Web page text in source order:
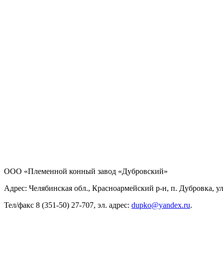
ООО «Племенной конный завод «Дубровский»
Адрес: Челябинская обл., Красноармейский р-н, п. Дубровка,
Тел/факс 8 (351-50) 27-707, эл. адрес: dupko@yandex.ru.